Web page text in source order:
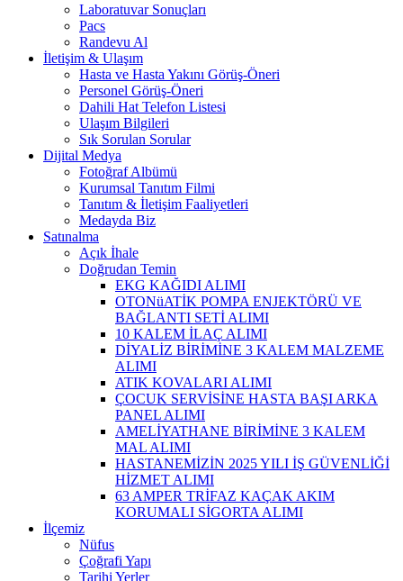
Laboratuvar Sonuçları
Pacs
Randevu Al
İletişim & Ulaşım
Hasta ve Hasta Yakını Görüş-Öneri
Personel Görüş-Öneri
Dahili Hat Telefon Listesi
Ulaşım Bilgileri
Sık Sorulan Sorular
Dijital Medya
Fotoğraf Albümü
Kurumsal Tanıtım Filmi
Tanıtım & İletişim Faaliyetleri
Medayda Biz
Satınalma
Açık İhale
Doğrudan Temin
EKG KAĞIDI ALIMI
OTONüATİK POMPA ENJEKTÖRÜ VE
BAĞLANTI SETİ ALIMI
10 KALEM İLAÇ ALIMI
DİYALİZ BİRİMİNE 3 KALEM MALZEME
ALIMI
ATIK KOVALARI ALIMI
ÇOCUK SERVİSİNE HASTA BAŞI ARKA
PANEL ALIMI
AMELİYATHANE BİRİMİNE 3 KALEM
MAL ALIMI
HASTANEMİZİN 2025 YILI İŞ GÜVENLİĞİ
HİZMET ALIMI
63 AMPER TRİFAZ KAÇAK AKIM
KORUMALI SİGORTA ALIMI
İlçemiz
Nüfus
Çoğrafi Yapı
Tarihi Yerler